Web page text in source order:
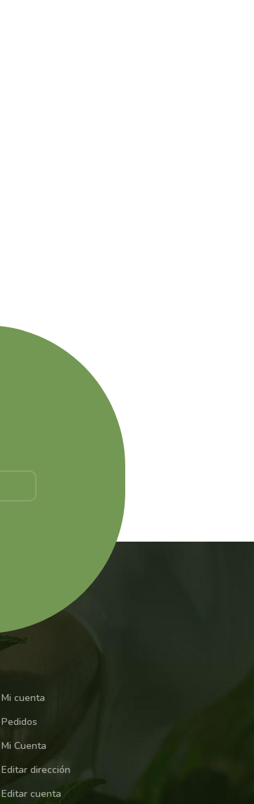
Mi cuenta
Pedidos
Mi Cuenta
Editar dirección
Editar cuenta